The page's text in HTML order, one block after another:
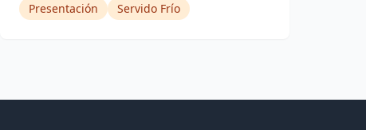
Presentación
Servido Frío